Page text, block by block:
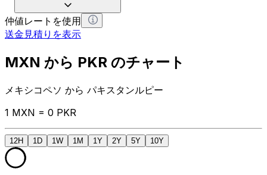
仲値レートを使用
送金見積りを表示
MXN から PKR のチャート
メキシコペソ から パキスタンルピー
1 MXN = 0 PKR
12H 1D 1W 1M 1Y 2Y 5Y 10Y